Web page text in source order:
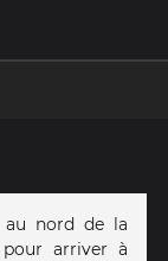
au nord de la
arriver à